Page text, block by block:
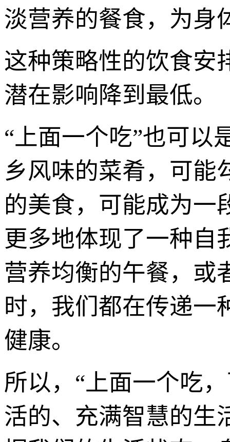
淡营养的餐食，为身
这种策略性的饮食安
潜在影响降到最低。
“上面一个吃”也可以
乡风味的菜肴，可能
的美食，可能成为一
更多地体现了一种自
营养均衡的午餐，或
时，我们都在传递一
健康。
所以，“上面一个吃
活的、充满智慧的生